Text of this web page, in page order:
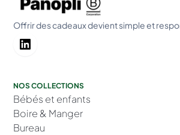
Offrir des cadeaux devient simple et
NOS COLLECTIONS
Bébés et enfants
Boire & Manger
Bureau